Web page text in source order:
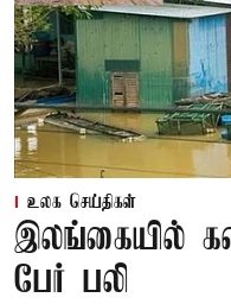
உலக செய்திகள்
இலங்கையில்
பேர் பலி